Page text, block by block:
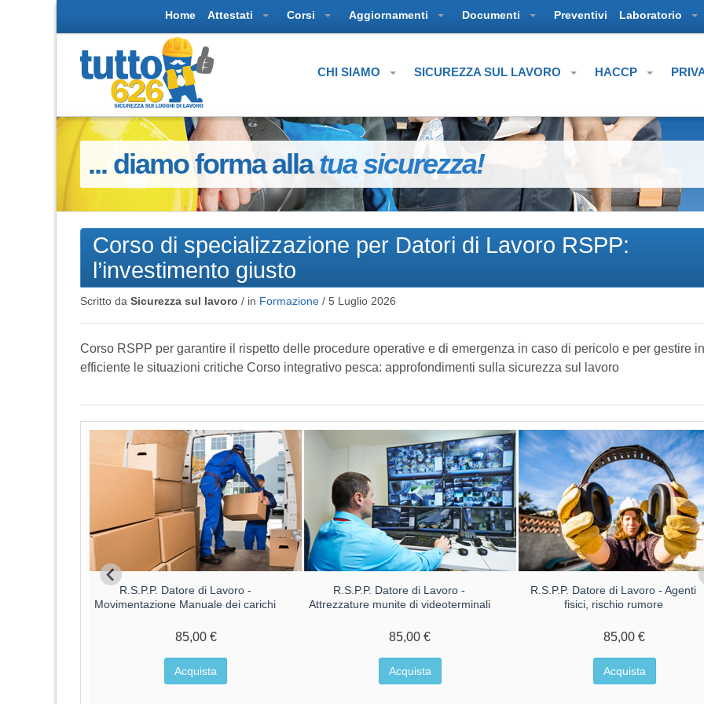
Home Attestati Corsi Aggiornamenti Documenti Preventivi Laboratorio
CHI SIAMO SICUREZZA SUL LAVORO HACCP
... diamo forma allatua sicurezza!
Corso di specializzazione per Datori di Lavoro RSPP:
l’investimento giusto
Scritto da Sicurezza sul lavoro / in Formazione / 5 Luglio 2026
Corso RSPP per garantire il rispetto delle procedure operative e di emergenza in caso di pericolo e per gestire
efficiente le situazioni critiche Corso integrativo pesca: approfondimenti sulla sicurezza sul lavoro
R.S.P.P. Datore di Lavoro -
Movimentazione Manuale dei carichi
85,00 €
Acquista
R.S.P.P. Datore di Lavoro -
Attrezzature munite di videoterminali
85,00 €
Acquista
R.S.P.P. Datore di Lavoro - Agenti
fisici, rischio rumore
85,00 €
Acquista